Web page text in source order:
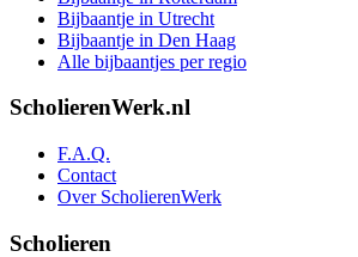
Bijbaantje in Utrecht
Bijbaantje in Den Haag
Alle bijbaantjes per regio
ScholierenWerk.nl
F.A.Q.
Contact
Over ScholierenWerk
Scholieren